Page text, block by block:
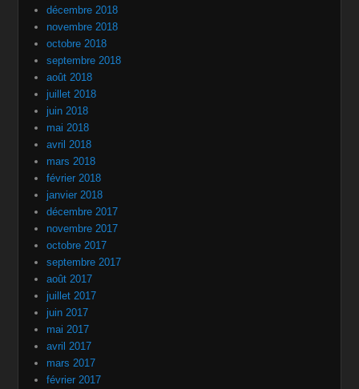
décembre 2018
novembre 2018
octobre 2018
septembre 2018
août 2018
juillet 2018
juin 2018
mai 2018
avril 2018
mars 2018
février 2018
janvier 2018
décembre 2017
novembre 2017
octobre 2017
septembre 2017
août 2017
juillet 2017
juin 2017
mai 2017
avril 2017
mars 2017
février 2017